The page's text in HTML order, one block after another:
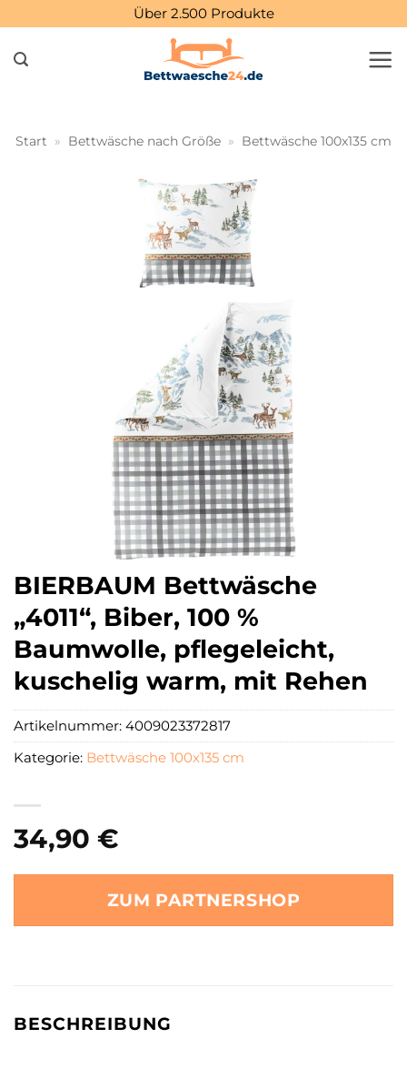
springen
Über 2.500 Produkte
Start » Bettwäsche nach Größe » Bettwäsche 100x135 cm
BIERBAUM Bettwäsche
„4011“, Biber, 100 %
Baumwolle, pflegeleicht,
kuschelig warm, mit Rehen
34,90 €
ZUM PARTNERSHOP
Artikelnummer: 4009023372817
Kategorie: Bettwäsche 100x135 cm
BESCHREIBUNG